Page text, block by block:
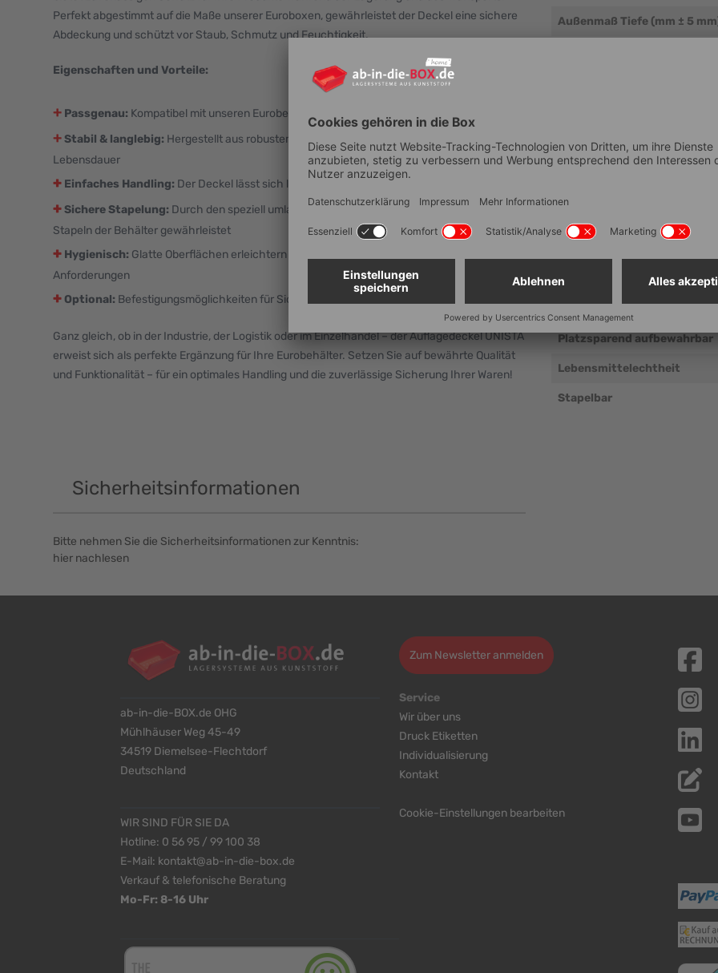
Perfekt abgestimmt auf die Maße unserer Euroboxen, gewährleistet der Deckel eine sichere
Abdeckung und schützt vor Staub, Schmutz und Feuchtigkeit.
Eigenschaften und Vorteile:
+ Passgenau: Kompatibel mit unseren Eurobehältern UNISTA in 400x300 mm
+Stabil & langlebig: Hergestellt aus robustem Kunststoff (Polypropylen) für eine lange
Lebensdauer
+ Einfaches Handling: Der Deckel lässt sich leicht auflegen und wieder abnehmen
+Sichere Stapelung: Durch den speziell umlaufenden Stapelrand wird ein rutschfestes
Stapeln der Behälter gewährleistet
+ Hygienisch: Glatte Oberflächen erleichtern die Reinigung und erfüllen hygienische
Anforderungen
+ Optional: Befestigungsmöglichkeiten für Sicherheitsbänder oder Plomben
Ganz gleich, ob in der Industrie, der Logistik oder im Einzelhandel – der Auflagedeckel UNISTA
erweist sich als perfekte Ergänzung für Ihre Eurobehälter. Setzen Sie auf bewährte Qualität
und Funktionalität – für ein optimales Handling und die zuverlässige Sicherung Ihrer Waren!
Außenmaß Tiefe (mm ± 5
Material
Beständigkeit
Verwendung mit unseren
Wandsystemen möglich
Platzsparend aufbewahrbar
Lebensmittelechtheit
Stapelbar
Sicherheitsinformationen
Bitte nehmen Sie die Sicherheitsinformationen zur Kenntnis:
hier nachlesen
ab-in-die-BOX.de OHG
Mühlhäuser Weg 45-49
34519 Diemelsee-Flechtdorf
Deutschland
WIR SIND FÜR SIE DA
Hotline: 0 56 95 / 99 100 38
E-Mail: kontakt@ab-in-die-box.de
Verkauf & telefonische Beratung
Mo-Fr: 8-16 Uhr
Zum Newsletter anmelden
Service
Wir über uns
Druck Etiketten
Individualisierung
Kontakt
Cookie-Einstellungen bearbeiten